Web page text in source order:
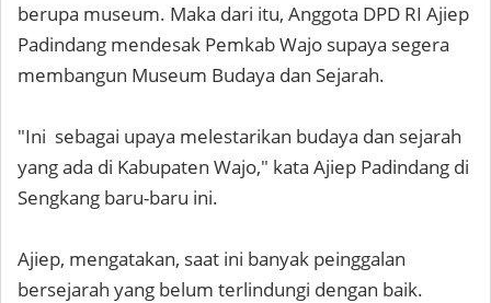
berupa museum. Maka dari itu, Anggota DPD RI Ajiep
Padindang mendesak Pemkab Wajo supaya segera
membangun Museum Budaya dan Sejarah.
"Ini sebagai upaya melestarikan budaya dan sejarah
yang ada di Kabupaten Wajo," kata Ajiep Padindang di
Sengkang baru-baru ini.
Ajiep, mengatakan, saat ini banyak peinggalan
bersejarah yang belum terlindungi dengan baik.